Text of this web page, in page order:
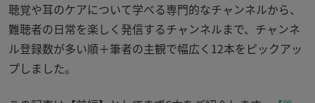
聴覚や耳のケアについて学べる専門的なチャンネルから、
難聴者の日常を楽しく発信するチャンネルまで、チャンネ
ル登録数が多い順＋筆者の主観で幅広く 12本をピックアッ
プしました。